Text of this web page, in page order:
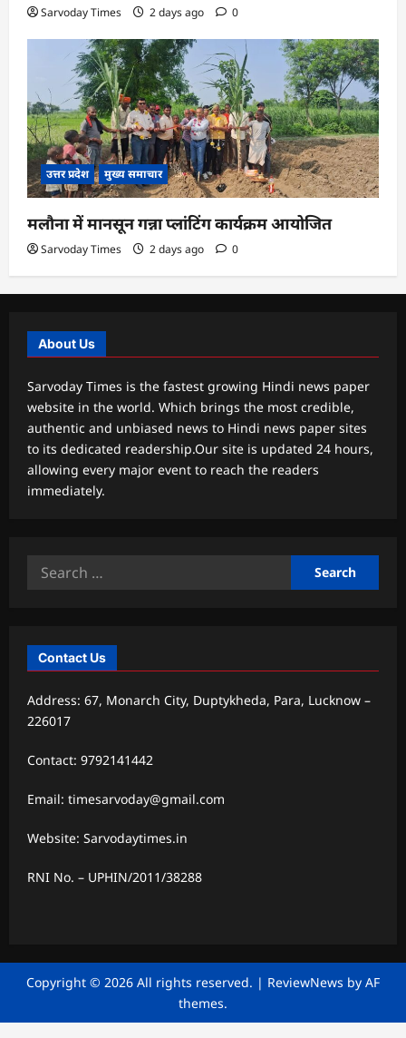
Sarvoday Times 2 days ago 0
उत्तर प्रदेश मुख्य समाचार
मलौना में मानसून गन्ना प्लांटिंग कार्यक्रम आयोजित
Sarvoday Times 2 days ago 0
About Us
Sarvoday Times is the fastest growing Hindi news paper
website in the world. Which brings the most credible,
authentic and unbiased news to Hindi news paper sites
to its dedicated readership.Our site is updated 24 hours,
allowing every major event to reach the readers
immediately.
Search
Contact Us
Address: 67, Monarch City, Duptykheda, Para, Lucknow –
226017
Contact: 9792141442
Email: timesarvoday@gmail.com
Website: Sarvodaytimes.in
RNI No. – UPHIN/2011/38288
Copyright © 2026 All rights reserved. | ReviewNews by AF
themes.